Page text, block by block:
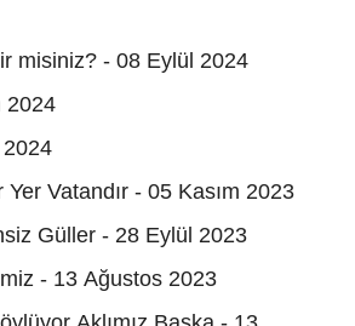
misiniz? - 08 Eylül 2024
2024
Vatandır - 05 Kasım 2023
Güller - 28 Eylül 2023
- 13 Ağustos 2023